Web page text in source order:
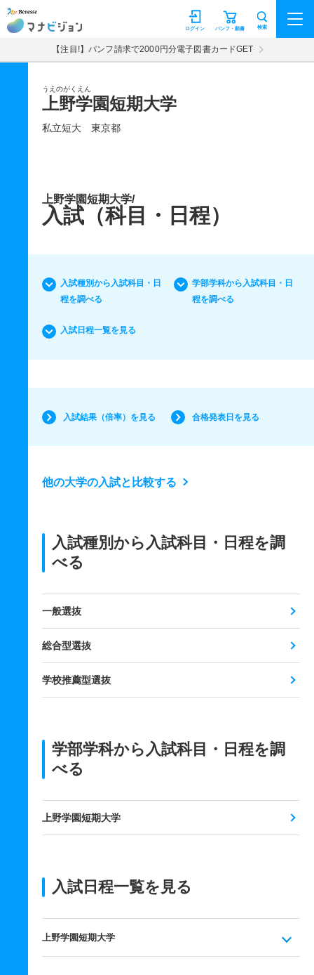
マナビジョン パンフ・願書
ログイン 検索
【注目!】パンフ請求で2000円分電子図書カードGET
うえのがくえん
上野学園短期大学
私立短大 東京都
上野学園短期大学/
入試（科目・日程）
入試種別から入試科目・日
程を調べる
学部学科から入試科目・日
程を調べる
入試日程一覧を見る
入試結果（倍率）を見る 合格発表日を見る
他の大学の入試と比較する
入試種別から入試科目・日程を調
べる
一般選抜
総合型選抜
学校推薦型選抜
学部学科から入試科目・日程を調
べる
上野学園短期大学
入試日程一覧を見る
上野学園短期大学